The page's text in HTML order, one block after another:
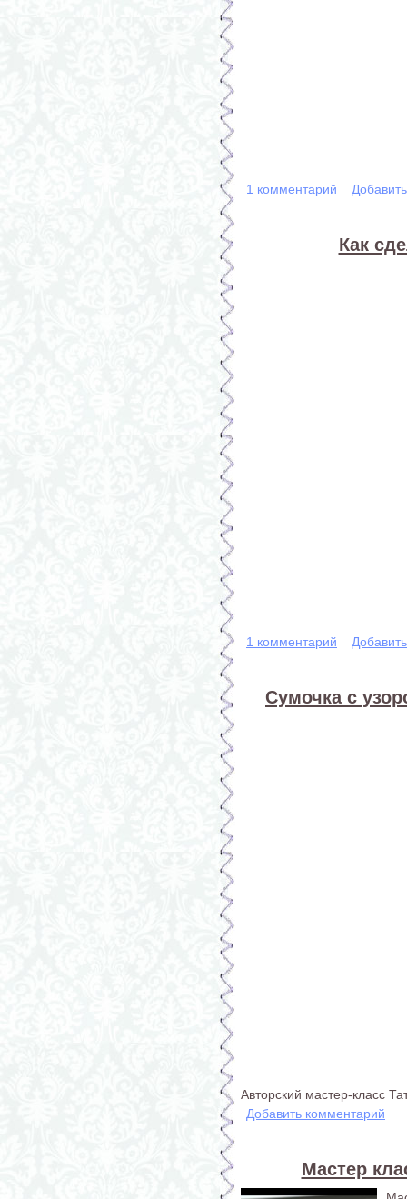
1 комментарий
Как
1 комментарий
Сумочка с
Авторский мастер-класс
Добавить комментарий
Мастер